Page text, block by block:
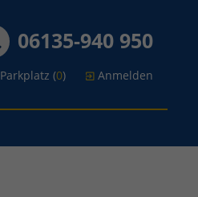
06135-940 950
Parkplatz (0) Anmelden